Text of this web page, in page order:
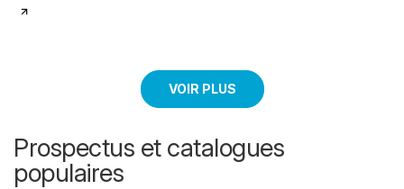
VOIR PLUS
Prospectus et catalogues
populaires